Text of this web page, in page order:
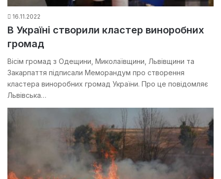
16.11.2022
В Україні створили кластер виноробних
громад
Вісім громад з Одещини, Миколаївщини, Львівщини та
Закарпаття підписали Меморандум про створення
кластера виноробних громад України. Про це повідомляє
Львівська…